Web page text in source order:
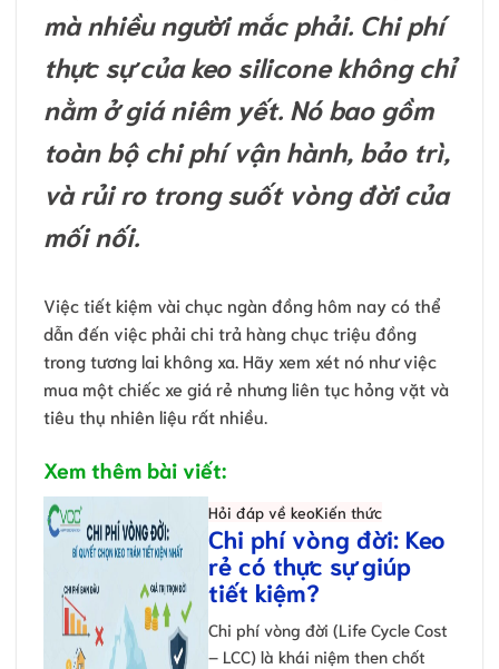
mà nhiều người mắc phải. Chi phí
thực sự của keo silicone không chỉ
nằm ở giá niêm yết. Nó bao gồm
toàn bộ chi phí vận hành, bảo trì,
và rủi ro trong suốt vòng đời của
mối nối.
Việc tiết kiệm vài chục ngàn đồng hôm nay có thể
dẫn đến việc phải chi trả hàng chục triệu đồng
trong tương lai không xa. Hãy xem xét nó như việc
mua một chiếc xe giá rẻ nhưng liên tục hỏng vặt và
tiêu thụ nhiên liệu rất nhiều.
Xem thêm bài viết:
Hỏi đáp về keoKiến thức
Chi phí vòng đời: Keo
rẻ có thực sự giúp
tiết kiệm?
Chi phí vòng đời (Life Cycle Cost
– LCC) là khái niệm then chốt